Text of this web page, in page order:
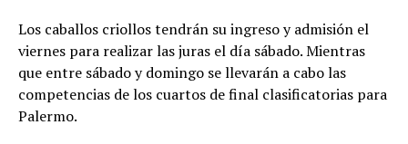
Los caballos criollos tendrán su ingreso y admisión el
viernes para realizar las juras el día sábado. Mientras
que entre sábado y domingo se llevarán a cabo las
competencias de los cuartos de final clasificatorias para
Palermo.